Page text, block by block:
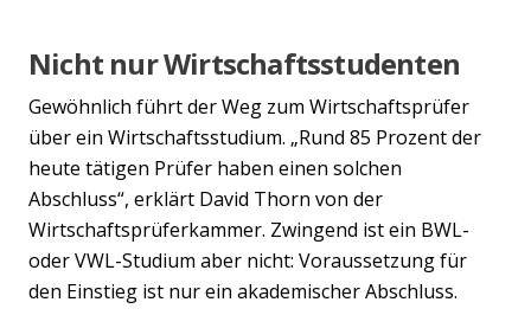
Nicht nur Wirtschaftsstudenten
Gewöhnlich führt der Weg zum Wirtschaftsprüfer
über ein Wirtschaftsstudium. „Rund 85 Prozent der
heute tätigen Prüfer haben einen solchen
Abschluss“, erklärt David Thorn von der
Wirtschaftsprüferkammer. Zwingend ist ein BWL-
oder VWL-Studium aber nicht: Voraussetzung für
den Einstieg ist nur ein akademischer Abschluss.